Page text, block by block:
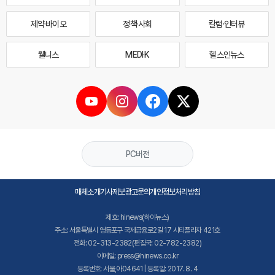
제약·바이오 정책·사회 칼럼·인터뷰
웰니스 MEDI·K 헬스인뉴스
PC버전
매체소개기사제보광고문의개인정보처리방침
제호: hinews(하이뉴스)
주소: 서울특별시 영등포구 국제금융로2길 17 시티플라자 421호
전화: 02-313-2382(편집국: 02-782-2382)
이메일: press@hinews.co.kr
등록번호: 서울,아04641 | 등록일: 2017. 8. 4